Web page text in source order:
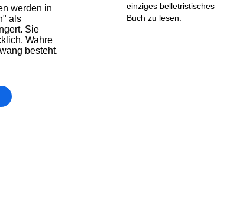
werden in
als
Sie
Wahre
besteht.
einziges belletristisches
Buch zu lesen.